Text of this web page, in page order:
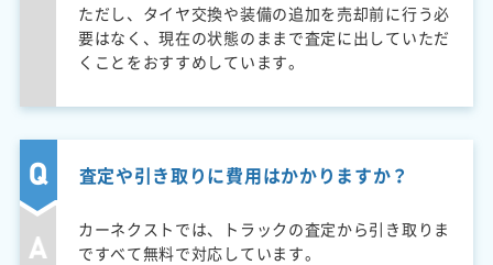
ただし、タイヤ交換や装備の追加を売却前に行う必
要はなく、現在の状態のままで査定に出していただ
くことをおすすめしています。
査定や引き取りに費用はかかりますか？
カーネクストでは、トラックの査定から引き取りま
ですべて無料で対応しています。